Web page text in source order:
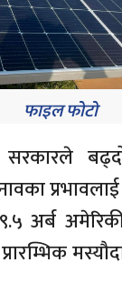
फाइल फोटो
अर्ब